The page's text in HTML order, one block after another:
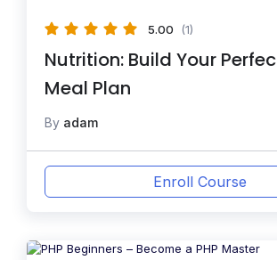
5.00 (1)
Nutrition: Build Your
Meal Plan
By adam
Enroll Course